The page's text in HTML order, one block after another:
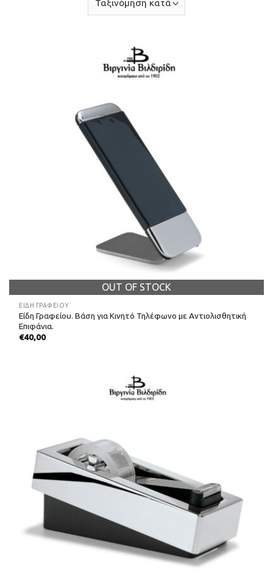
OUT OF STOCK
ΕΊΔΗ ΓΡΑΦΕΊΟΥ
Είδη Γραφείου. Βάση για Κινητό Τηλέφωνο με Αντιολισθητική
Επιφάνια.
€40,00